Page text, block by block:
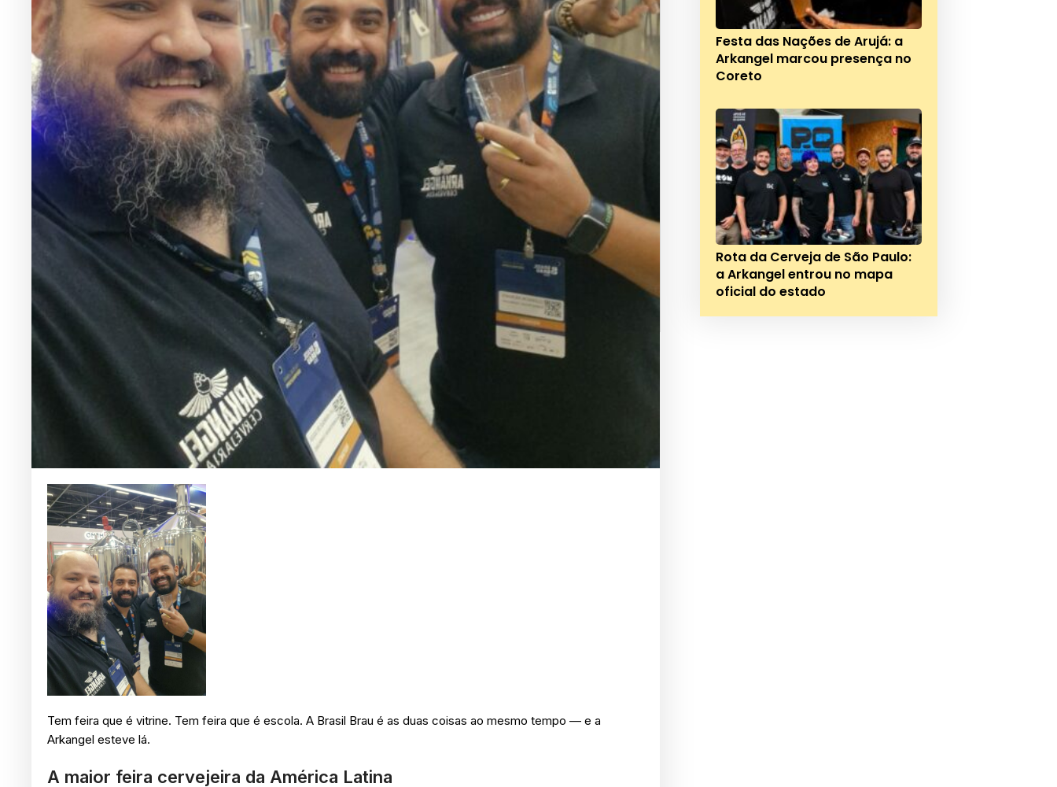
Tem feira que é vitrine. Tem feira que é escola. A Brasil Brau é as duas coisas ao mesmo tempo — e a
Arkangel esteve lá.
A maior feira cervejeira da América Latina
Festa das Nações de Arujá: a
Arkangel marcou presença no
Coreto
Rota da Cerveja de São Paulo:
a Arkangel entrou no mapa
oficial do estado